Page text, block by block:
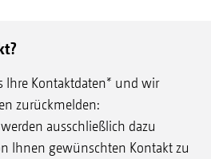
Ihre Kontaktdaten* und wir
zurückmelden:
ausschließlich dazu
Ihnen gewünschten Kontakt zu